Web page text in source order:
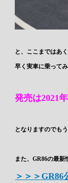
と、ここまではあ
早く実車に乗ってみ
発売は2021
となりますのでも
また、GR86の最新
＞＞＞GR86